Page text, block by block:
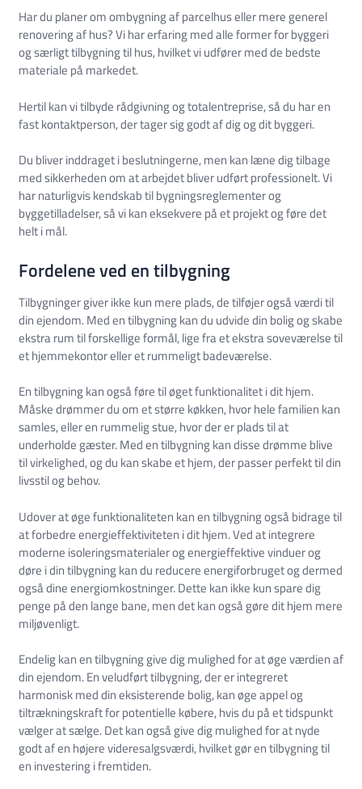
Har du planer om ombygning af parcelhus eller mere generel
renovering af hus? Vi har erfaring med alle former for byggeri
og særligt tilbygning til hus, hvilket vi udfører med de bedste
materiale på markedet.
Hertil kan vi tilbyde rådgivning og totalentreprise, så du har en
fast kontaktperson, der tager sig godt af dig og dit byggeri.
Du bliver inddraget i beslutningerne, men kan læne dig tilbage
med sikkerheden om at arbejdet bliver udført professionelt. Vi
har naturligvis kendskab til bygningsreglementer og
byggetilladelser, så vi kan eksekvere på et projekt og føre det
helt i mål.
Fordelene ved en tilbygning
Tilbygninger giver ikke kun mere plads, de tilføjer også værdi til
din ejendom. Med en tilbygning kan du udvide din bolig og skabe
ekstra rum til forskellige formål, lige fra et ekstra soveværelse til
et hjemmekontor eller et rummeligt badeværelse.
En tilbygning kan også føre til øget funktionalitet i dit hjem.
Måske drømmer du om et større køkken, hvor hele familien kan
samles, eller en rummelig stue, hvor der er plads til at
underholde gæster. Med en tilbygning kan disse drømme blive
til virkelighed, og du kan skabe et hjem, der passer perfekt til din
livsstil og behov.
Udover at øge funktionaliteten kan en tilbygning også bidrage til
at forbedre energieffektiviteten i dit hjem. Ved at integrere
moderne isoleringsmaterialer og energieffektive vinduer og
døre i din tilbygning kan du reducere energiforbruget og dermed
også dine energiomkostninger. Dette kan ikke kun spare dig
penge på den lange bane, men det kan også gøre dit hjem mere
miljøvenligt.
Endelig kan en tilbygning give dig mulighed for at øge værdien af
din ejendom. En veludført tilbygning, der er integreret
harmonisk med din eksisterende bolig, kan øge appel og
tiltrækningskraft for potentielle købere, hvis du på et tidspunkt
vælger at sælge. Det kan også give dig mulighed for at nyde
godt af en højere videresalgsværdi, hvilket gør en tilbygning til
en investering i fremtiden.